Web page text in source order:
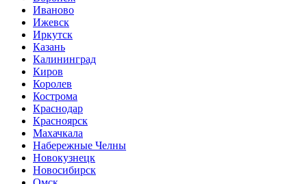
Иваново
Ижевск
Иркутск
Казань
Калининград
Киров
Королев
Кострома
Краснодар
Красноярск
Махачкала
Набережные Челны
Новокузнецк
Новосибирск